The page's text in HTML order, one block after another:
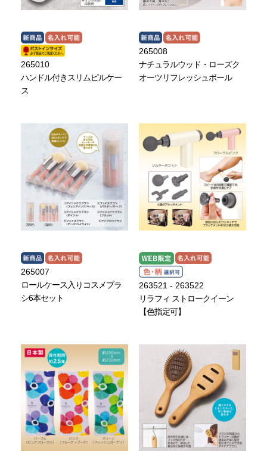
265010
ハンドル付きスリムピルケー
ス
265008
ナチュラルウッド・ローズク
オーツリフレッシュボール
265007
ロールケース入りコスメブラ
シ6本セット
263521 - 263522
リラフィ ストロークイーン
【色指定可】